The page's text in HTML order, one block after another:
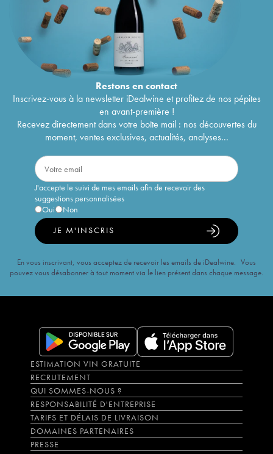
Restons encontact
Inscrivez-vous à la newsletter iDealwine et profitez de nos pépites
en avant-première !
Recevez directement dans votre boîte mail : nos découvertes du
moment, ventes exclusives, actualités, analyses...
J'accepte le suivi de mes emails afin de recevoir des
suggestions personnalisées
Oui
Non
JE M'INSCRIS
En vous inscrivant, vous acceptez de recevoir les emails de iDealwine. Vous
pouvez vous désabonner à tout moment via le lien présent dans chaque message.
ESTIMATION VIN GRATUITE
RECRUTEMENT
QUI SOMMES-NOUS ?
RESPONSABILITÉ D'ENTREPRISE
TARIFS ET DÉLAIS DE LIVRAISON
DOMAINES PARTENAIRES
PRESSE